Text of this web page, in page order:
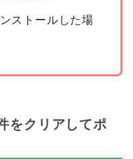
ストールした場
をクリアしてポ